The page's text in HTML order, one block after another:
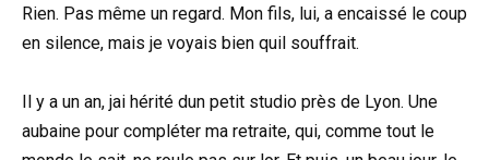
Rien. Pas même un regard. Mon fils, lui, a encaissé le coup
en silence, mais je voyais bien quil souffrait.
Il y a un an, jai hérité dun petit studio près de Lyon. Une
aubaine pour compléter ma retraite, qui, comme tout le